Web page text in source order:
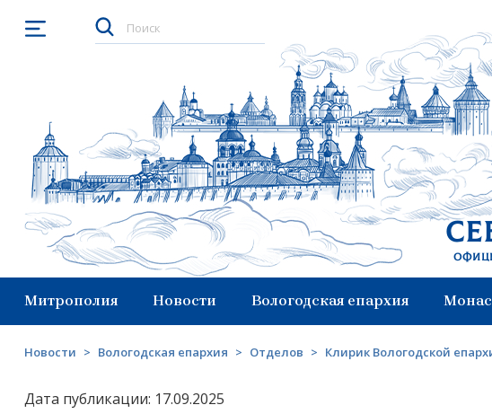
Открыть меню
Митрополия Новости Вологодская епархия
Новости > Вологодская епархия > Отделов > Клирик Вологодской
Дата публикации: 17.09.2025